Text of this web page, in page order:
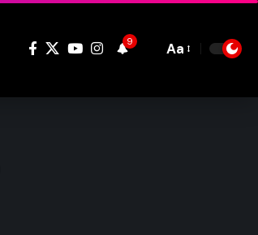
9
Font
Aa